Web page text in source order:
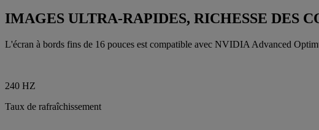
IMAGES ULTRA-RAPIDES, RICHESSE DES
L'écran à bords fins de 16 pouces est compatible avec NVIDIA Advanced
240 HZ
Taux de rafraîchissement